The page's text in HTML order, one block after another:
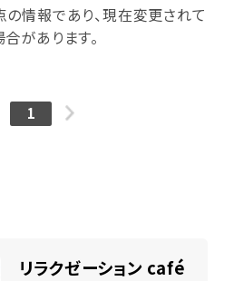
情報であり、現在変更されて
があります。
1
リラクゼーション café